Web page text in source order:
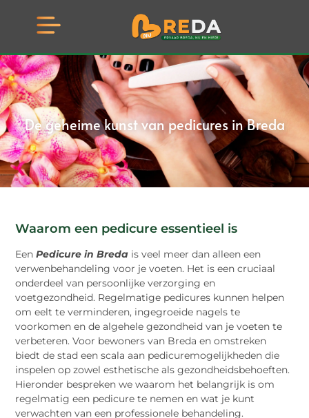
De geheime kunst van pedicures in Breda
Waarom een pedicure essentieel is
EenPedicure in Breda is veel meer dan alleen een
verwenbehandeling voor je voeten. Het is een cruciaal
onderdeel van persoonlijke verzorging en
voetgezondheid. Regelmatige pedicures kunnen helpen
om eelt te verminderen, ingegroeide nagels te
voorkomen en de algehele gezondheid van je voeten te
verbeteren. Voor bewoners van Breda en omstreken
biedt de stad een scala aan pedicuremogelijkheden die
inspelen op zowel esthetische als gezondheidsbehoeften.
Hieronder bespreken we waarom het belangrijk is om
regelmatig een pedicure te nemen en wat je kunt
verwachten van een professionele behandeling.